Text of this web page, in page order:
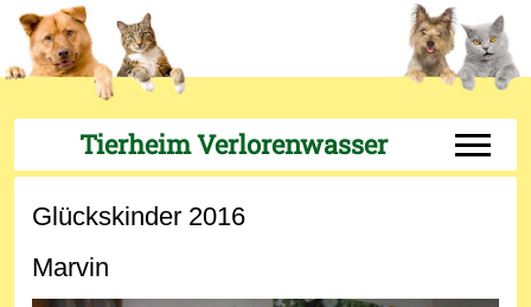
Tierheim Verlorenwasser Off-
Glückskinder 2016
Marvin